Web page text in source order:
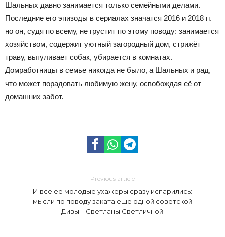
Шальных давно занимается только семейными делами.
Последние его эпизоды в сериалах значатся 2016 и 2018 гг.
но он, судя по всему, не грустит по этому поводу: занимается
хозяйством, содержит уютный загородный дом, стрижёт
траву, выгуливает собак, убирается в комнатах.
Домработницы в семье никогда не было, а Шальных и рад,
что может порадовать любимую жену, освобождая её от
домашних забот.
Previous article
И все ее молодые ухажеры сразу испарились:
мысли по поводу заката еще одной советской
Дивы – Светланы Светличной